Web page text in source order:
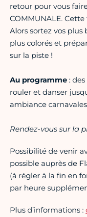
retour pour vous
COMMUNALE.
Alors sortez vos plus
plus colorés et
sur la piste !
Au programme :
rouler et danser
ambiance
Rendez-vous sur la
Possibilité de venir
possible auprès de
(à régler à la fin en
par heure
Plus d’informations :